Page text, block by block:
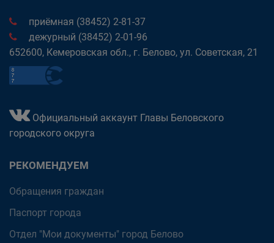
приёмная (38452) 2-81-37
дежурный (38452) 2-01-96
652600, Кемеровская обл., г. Белово, ул. Советская, 21
Официальный аккаунт Главы Беловского
городского округа
РЕКОМЕНДУЕМ
Обращения граждан
Паспорт города
Отдел "Мои документы" город Белово